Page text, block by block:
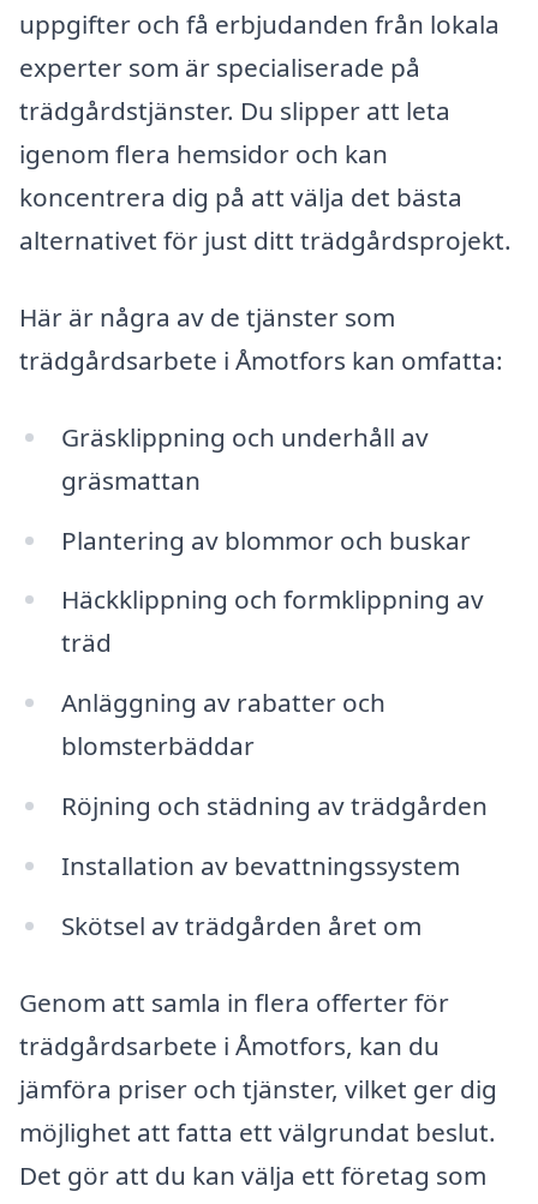
uppgifter och få erbjudanden från lokala
experter som är specialiserade på
trädgårdstjänster. Du slipper att leta
igenom flera hemsidor och kan
koncentrera dig på att välja det bästa
alternativet för just ditt trädgårdsprojekt.
Här är några av de tjänster som
trädgårdsarbete i Åmotfors kan omfatta:
Gräsklippning och underhåll av
gräsmattan
Plantering av blommor och buskar
Häckklippning och formklippning av
träd
Anläggning av rabatter och
blomsterbäddar
Röjning och städning av trädgården
Installation av bevattningssystem
Skötsel av trädgården året om
Genom att samla in flera offerter för
trädgårdsarbete i Åmotfors, kan du
jämföra priser och tjänster, vilket ger dig
möjlighet att fatta ett välgrundat beslut.
Det gör att du kan välja ett företag som